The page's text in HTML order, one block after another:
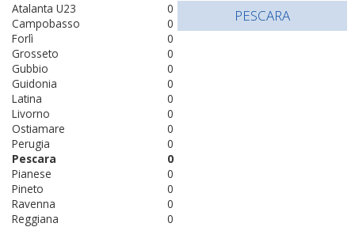
0
Atalanta U23
0
Campobasso
0
Forlì
0
Grosseto
0
Gubbio
0
Guidonia
0
Latina
0
Livorno
0
Ostiamare
0
Perugia
0
Pescara
0
Pianese
0
Pineto
0
Ravenna
0
Reggiana
PESCARA